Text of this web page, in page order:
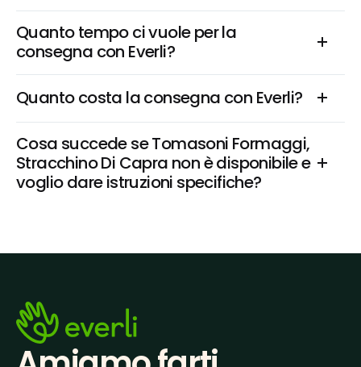
Quanto tempo ci vuole per la
consegna con Everli?
Quanto costa la consegna con Everli?
Cosa succede se Tomasoni Formaggi,
Stracchino Di Capra non è disponibile e
voglio dare istruzioni specifiche?